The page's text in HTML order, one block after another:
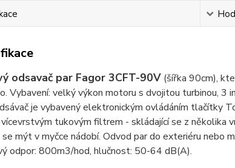
odsavač par Fagor 3CFT-90V(šířka 90cm),
Vybavení: velký výkon motoru s dvojitou turbinou,
je vybavený elektronickým ovládáním tlačítky
tukovým filtrem - skládající se z několika
mýt v myčce nádobí. Odvod par do exteriéru nebo
odpor: 800m3/hod, hlučnost: 50-64 dB(A).